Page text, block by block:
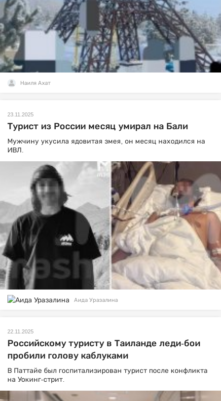
Наиля Ахат
23.11.2025
Турист из России месяц умирал на Бали
Мужчину укусила ядовитая змея, он месяц находился на
ИВЛ.
Аида Уразалина
22.11.2025
Российскому туристу в Таиланде леди-бои
пробили голову каблуками
В Паттайе был госпитализирован турист после конфликта
на Уокинг-стрит.